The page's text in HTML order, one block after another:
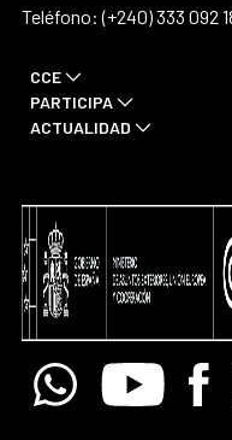
Teléfono: (+240) 333 092
CCE
PARTICIPA
ACTUALIDAD
WhatsappYoutube